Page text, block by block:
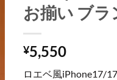
お揃い ブラ
¥5,550
ロエベ風iPhone17/